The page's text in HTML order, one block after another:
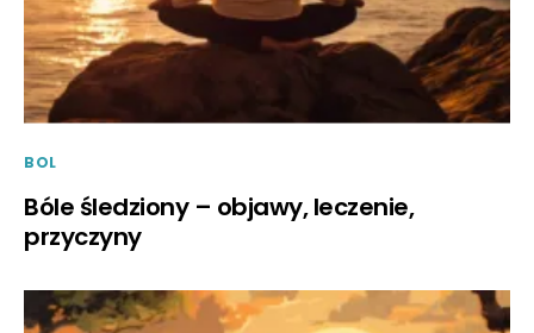
BOL
Bóle śledziony – objawy, leczenie,
przyczyny